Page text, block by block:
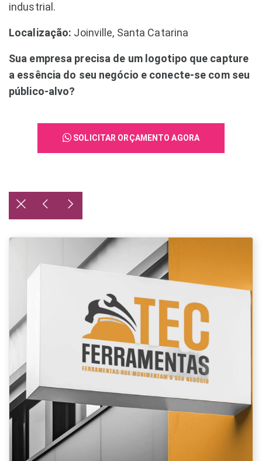
industrial.
Localização: Joinville, Santa Catarina
Sua empresa precisa de um logotipo que capture
a essência do seu negócio e conecte-se com seu
público-alvo?
SOLICITAR ORÇAMENTO AGORA